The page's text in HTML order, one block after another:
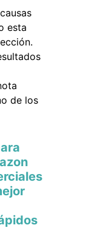
esta
de los